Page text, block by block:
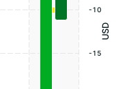
USD
-15
-10